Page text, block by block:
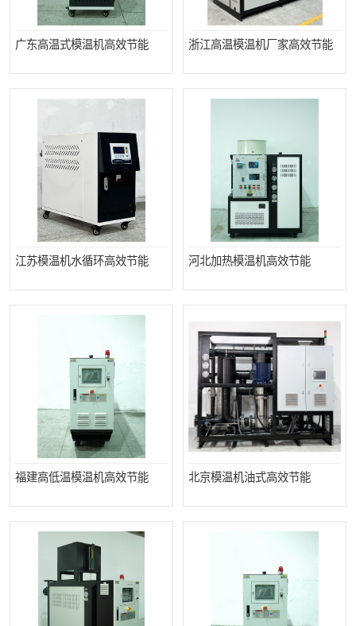
广东高温式模温机高效节能 浙江高温模温机厂家高效节能
江苏模温机水循环高效节能 河北加热模温机高效节能
福建高低温模温机高效节能 北京模温机油式高效节能